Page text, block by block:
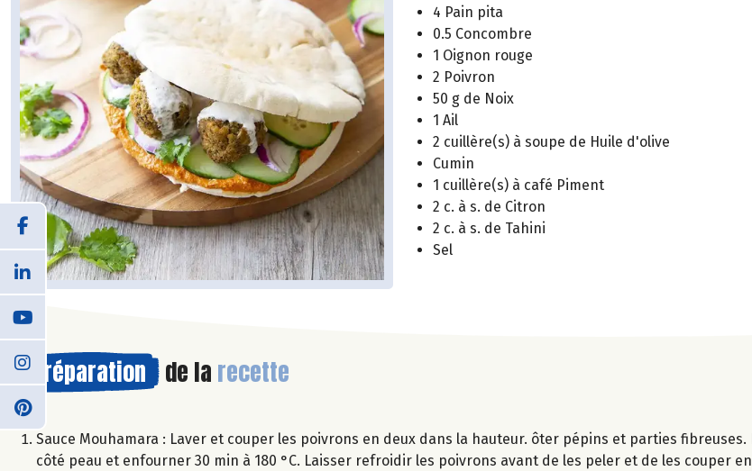
4 Pain pita
0.5 Concombre
1 Oignon rouge
2 Poivron
50 g de Noix
1 Ail
2 cuillère(s) à soupe de Huile d'olive
Cumin
1 cuillère(s) à café Piment
2 c. à s. de Citron
2 c. à s. de Tahini
Sel
Préparation de la recette
Sauce Mouhamara : Laver et couper les poivrons en deux dans la hauteur. ôter pépins et parties
côté peau et enfourner 30 min à 180 °C. Laisser refroidir les poivrons avant de les peler et de les couper